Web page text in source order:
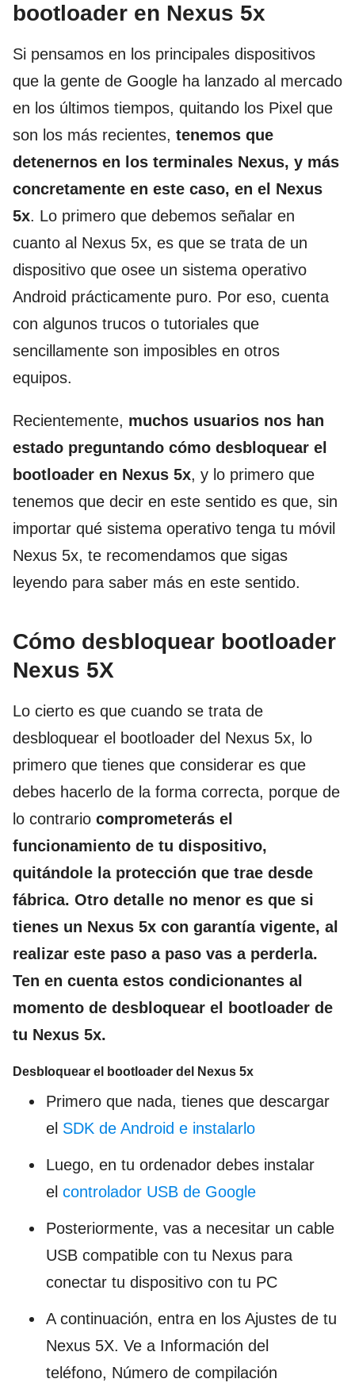
bootloader en Nexus 5x
Si pensamos en los principales dispositivos
que la gente de Google ha lanzado al mercado
en los últimos tiempos, quitando los Pixel que
son los más recientes, tenemos que
detenernos en los terminales Nexus, y más
concretamente en este caso, en el Nexus
5x. Lo primero que debemos señalar en
cuanto al Nexus 5x, es que se trata de un
dispositivo que osee un sistema operativo
Android prácticamente puro. Por eso, cuenta
con algunos trucos o tutoriales que
sencillamente son imposibles en otros
equipos.
Recientemente, muchos usuarios nos han
estado preguntando cómo desbloquear el
bootloader en Nexus 5x, y lo primero que
tenemos que decir en este sentido es que, sin
importar qué sistema operativo tenga tu móvil
Nexus 5x, te recomendamos que sigas
leyendo para saber más en este sentido.
Cómo desbloquear bootloader
Nexus 5X
Lo cierto es que cuando se trata de
desbloquear el bootloader del Nexus 5x, lo
primero que tienes que considerar es que
debes hacerlo de la forma correcta, porque de
lo contrario comprometerás el
funcionamiento de tu dispositivo,
quitándole la protección que trae desde
fábrica. Otro detalle no menor es que si
tienes un Nexus 5x con garantía vigente, al
realizar este paso a paso vas a perderla.
Ten en cuenta estos condicionantes al
momento de desbloquear el bootloader de
tu Nexus 5x.
Desbloquear el bootloader del Nexus 5x
Primero que nada, tienes que descargar
el SDK de Android e instalarlo
Luego, en tu ordenador debes instalar
el controlador USB de Google
Posteriormente, vas a necesitar un cable
USB compatible con tu Nexus para
conectar tu dispositivo con tu PC
A continuación, entra en los Ajustes de tu
Nexus 5X. Ve a Información del
teléfono, Número de compilación